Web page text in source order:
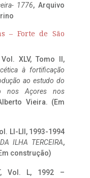
1776, Arquivo
– Forte de São
XLV, Tomo II,
à fortificação
ao estudo do
nos Açores nos
Vieira. (Em
LI-LII, 1993-1994
ILHA TERCEIRA,
construção)
Vol. L, 1992 –